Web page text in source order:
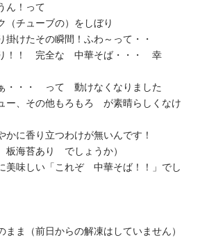
ん！って
（チューブの）をしぼり
掛けたその瞬間！ふわ～って・・
！！ 完全な 中華そば・・・ 幸
・・ って 動けなくなりました
ー、その他もろもろ が素晴らしくなけ
に香り立つわけが無いんです！
海苔あり でしょうか）
味しい「これぞ 中華そば！！」でし
ま（前日からの解凍はしていません）